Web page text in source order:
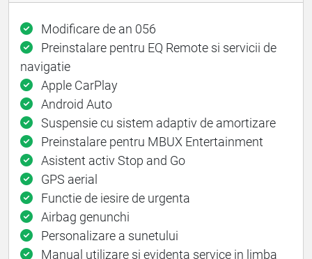
Modificare de an 056
Preinstalare pentru EQ Remote si servicii de
navigatie
Apple CarPlay
Android Auto
Suspensie cu sistem adaptiv de amortizare
Preinstalare pentru MBUX Entertainment
Asistent activ Stop and Go
GPS aerial
Functie de iesire de urgenta
Airbag genunchi
Personalizare a sunetului
Manual utilizare si evidenta service in limba